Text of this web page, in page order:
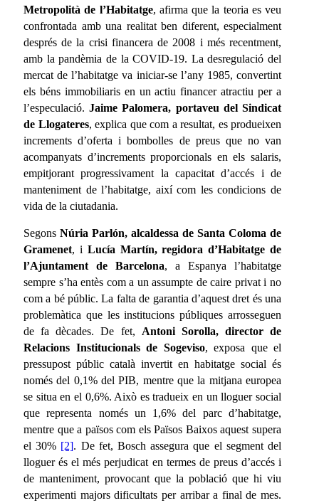
Metropolità de l’Habitatge, afirma que la teoria es veu
confrontada amb una realitat ben diferent, especialment
després de la crisi financera de 2008 i més recentment,
amb la pandèmia de la COVID-19. La desregulació del
mercat de l’habitatge va iniciar-se l’any 1985, convertint
els béns immobiliaris en un actiu financer atractiu per a
l’especulació.Jaime Palomera, portaveu del Sindicat
de Llogateres, explica que com a resultat, es produeixen
increments d’oferta i bombolles de preus que no van
acompanyats d’increments proporcionals en els salaris,
empitjorant progressivament la capacitat d’accés i de
manteniment de l’habitatge, així com les condicions de
vida de la ciutadania.
Segons Núria Parlón, alcaldessa de Santa Coloma de
Gramenet, i Lucía Martín, regidora d’Habitatge de
l’Ajuntament de Barcelona, a Espanya l’habitatge
sempre s’ha entès com a un assumpte de caire privat i no
com a bé públic. La falta de garantia d’aquest dret és una
problemàtica que les institucions públiques arrosseguen
de fa dècades. De fet, Antoni Sorolla, director de
Relacions Institucionals de Sogeviso, exposa que el
pressupost públic català invertit en habitatge social és
només del 0,1% del PIB, mentre que la mitjana europea
se situa en el 0,6%. Això es tradueix en un lloguer social
que representa només un 1,6% del parc d’habitatge,
mentre que a països com els Països Baixos aquest supera
el 30% [2]. De fet, Bosch assegura que el segment del
lloguer és el més perjudicat en termes de preus d’accés i
de manteniment, provocant que la població que hi viu
experimenti majors dificultats per arribar a final de mes.